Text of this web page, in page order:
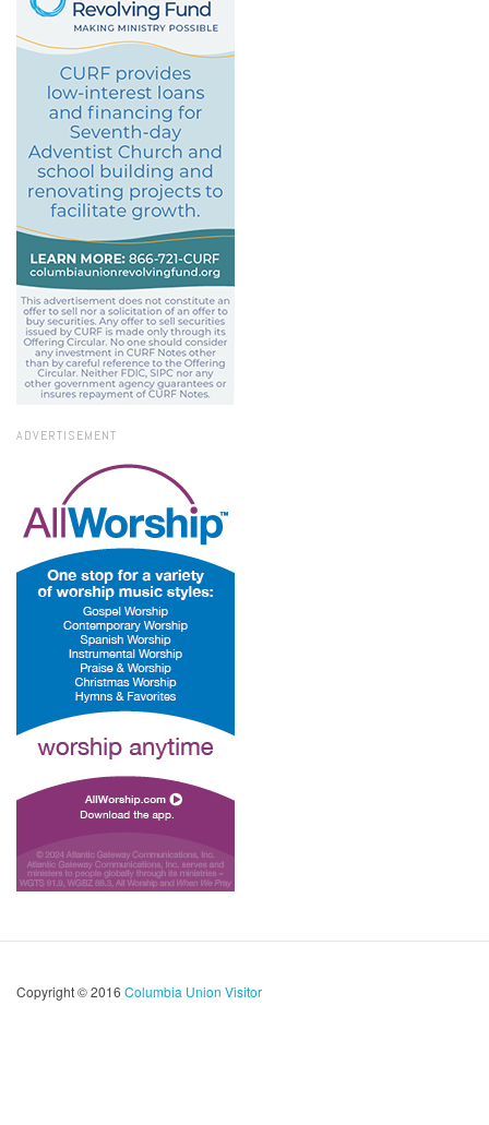
ADVERTISEMENT
Copyright © 2016 Columbia Union Visitor